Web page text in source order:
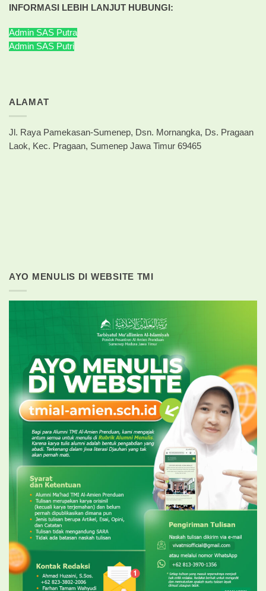
INFORMASI LEBIH LANJUT HUBUNGI:
Admin SAS Putra
Admin SAS Putri
ALAMAT
Jl. Raya Pamekasan-Sumenep, Dsn. Mornangka, Ds. Pragaan
Laok, Kec. Pragaan, Sumenep Jawa Timur 69465
AYO MENULIS DI WEBSITE TMI